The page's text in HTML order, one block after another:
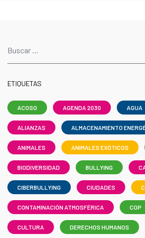
ETIQUETAS
ACOSO AGENDA 2030 AGUA
ALIANZAS ALMACENAMIENTO
ANIMALES ANIMALES EXÓTICOS
BIODIVERSIDAD BULLYING
CIBERBULLYING CIUDADES
CONTAMINACIÓN ATMOSFÉRICA COP
CULTURA DERECHOS HUMANOS